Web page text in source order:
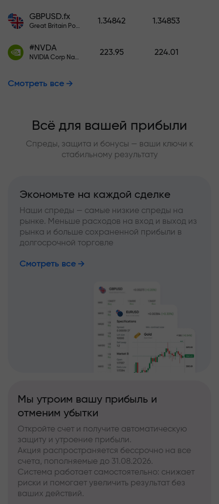
GBPUSD.fx
Great Britain Pound vs US Dollar
1.34842 1.34853
#NVDA
NVIDIA Corp Nasdaq Stock Exchange (Nasdaq) USD
223.95 224.01
Смотреть все
Всё для вашей прибыли
Спреды, защита и бонусы — ваши ключи к
стабильному результату
Экономьте на каждой сделке
Наши спреды — самые низкие спреды на
рынке. Меньше расходов на вход и выход из
рынка и больше сохраненной прибыли в
долгосрочной торговле
Смотреть все
Мы утроим вашу прибыль и
отменим убытки
Откройте счет и получите автоматическую
защиту и утроение прибыли.
Акция распространяется бессрочно на все
счета, пополняемые до 31.08.2026.
Система работает самостоятельно: снижает
риски и помогает увеличить результат без
ваших действий.